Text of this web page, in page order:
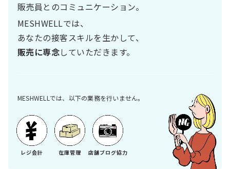
販売員とのコミュニケーション。
MESHWELLでは、
あなたの接客スキルを生かして、
販売に専念していただきます。
MESHWELLでは、以下の業務を行いません。
レジ会計 在庫管理 店舗ブログ協力